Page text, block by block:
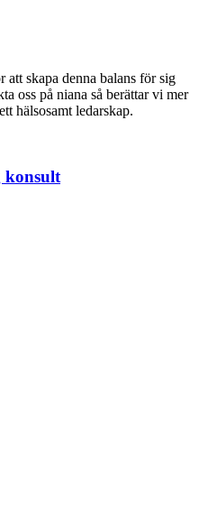
att skapa denna balans för sig
oss på niana så berättar vi mer
hälsosamt ledarskap.
konsult